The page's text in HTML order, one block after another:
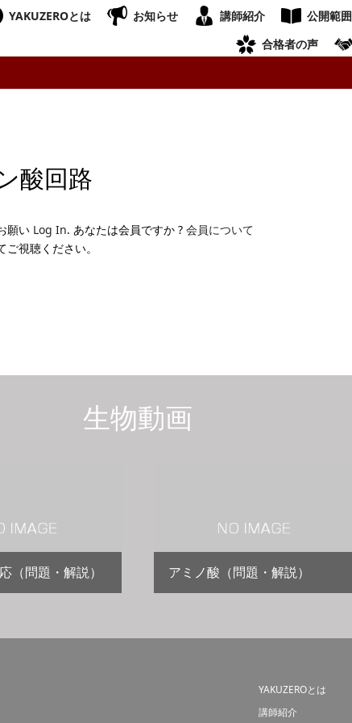
YAKUZEROとは お知らせ 講師紹介 公開範囲
合格者の声
酸回路
願い Log In. あなたは会員ですか ? 会員について
視聴ください。
生物動画
（問題・解説） アミノ酸（問題・解説）
YAKUZEROとは
講師紹介